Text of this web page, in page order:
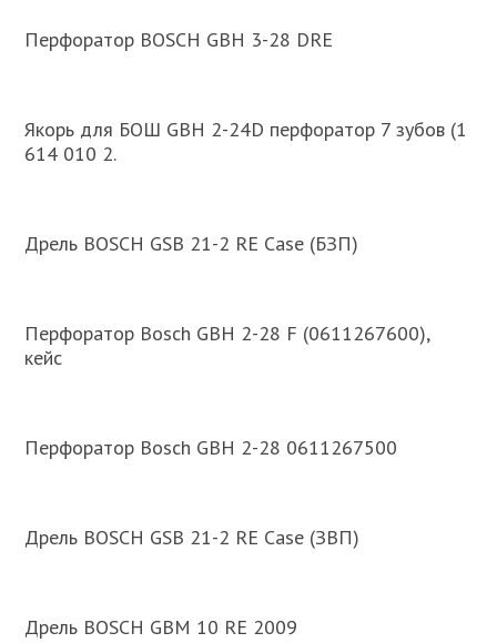
Перфоратор BOSCH GBH 3-28 DRE
Якорь для БОШ GBH 2-24D перфоратор 7 зубов (1
614 010 2.
Дрель BOSCH GSB 21-2 RE Case (БЗП)
Перфоратор Bosch GBH 2-28 F (0611267600),
кейс
Перфоратор Bosch GBH 2-28 0611267500
Дрель BOSCH GSB 21-2 RE Case (ЗВП)
Дрель BOSCH GBM 10 RE 2009